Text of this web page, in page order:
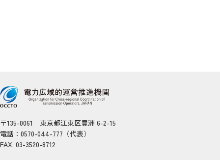
〒135-0061 東京都江東区豊洲 6-2-15
電話：0570-044-777（代表）
FAX: 03-3520-8712